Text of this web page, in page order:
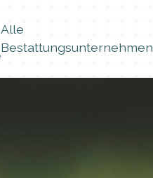
Alle
Bestattungsunternehmen